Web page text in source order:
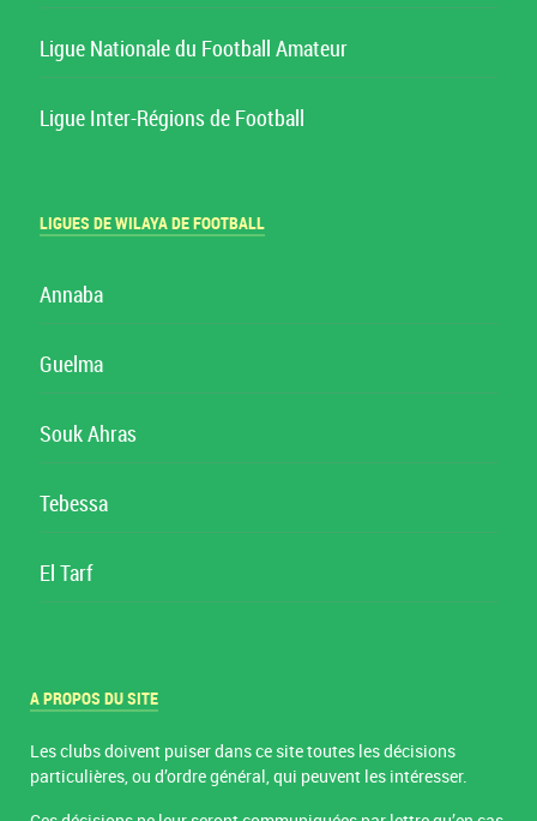
Ligue Nationale du Football Amateur
Ligue Inter-Régions de Football
LIGUES DE WILAYA DE FOOTBALL
Annaba
Guelma
Souk Ahras
Tebessa
El Tarf
A PROPOS DU SITE
Les clubs doivent puiser dans ce site toutes les décisions
particulières, ou d’ordre général, qui peuvent les intéresser.